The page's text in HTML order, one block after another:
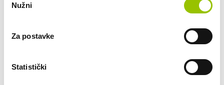
pristanka
Nužni
Za postavke
Statistički
Što znači dugoročni najam vozila? add_circle
Tko može biti korisnik dugoročnog najma? add_circle